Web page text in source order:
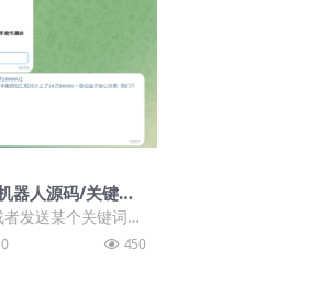
器人源码/关键词
发送某个关键词，
你 这就是他有其
0 450